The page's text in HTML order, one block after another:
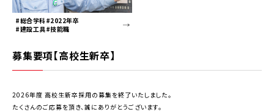
#総合学科#2022年卒
#建設工具#技能職
募集要項【高校生新卒】
2026年度 高校生新卒採用の募集を終了いたしました。
たくさんのご応募を頂き、誠にありがとうございます。